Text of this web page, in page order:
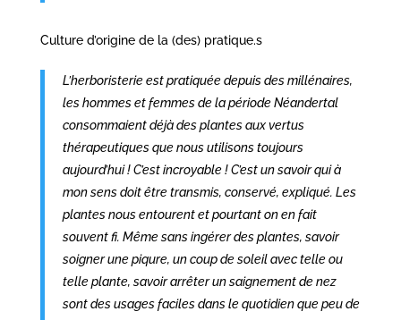
Culture d’origine de la (des) pratique.s
L’herboristerie est pratiquée depuis des millénaires,
les hommes et femmes de la période Néandertal
consommaient déjà des plantes aux vertus
thérapeutiques que nous utilisons toujours
aujourd’hui ! C’est incroyable ! C’est un savoir qui à
mon sens doit être transmis, conservé, expliqué. Les
plantes nous entourent et pourtant on en fait
souvent fi. Même sans ingérer des plantes, savoir
soigner une piqure, un coup de soleil avec telle ou
telle plante, savoir arrêter un saignement de nez
sont des usages faciles dans le quotidien que peu de